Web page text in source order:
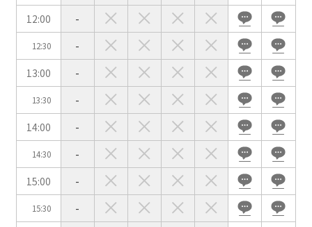
12:00
-
12:30
-
13:00
-
13:30
-
14:00
-
14:30
-
15:00
-
15:30
-
こだわり条件※複数選択可能
特長で選ぶ
駅直結
天井高3.5ｍ以上
窓があり開放感のある
会場
喫煙所あり
大型スクリーンあり
控室あり
4t車以上荷捌きあり
裏導線あり
時間貸し駐車場あり
専有回線(NURO)あり
用途で選ぶ